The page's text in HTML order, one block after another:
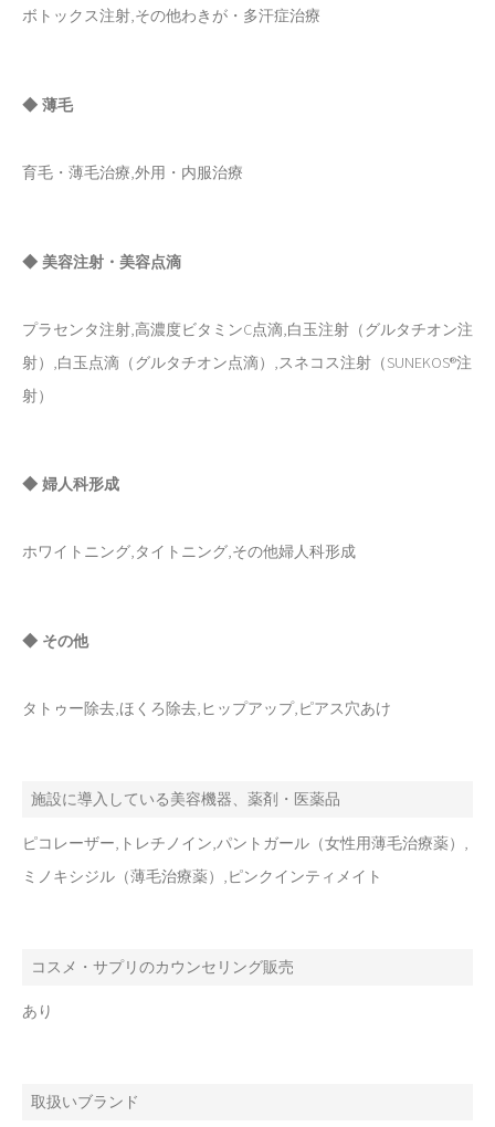
ボトックス注射,その他わきが・多汗症治療
◆ 薄毛
育毛・薄毛治療,外用・内服治療
◆ 美容注射・美容点滴
プラセンタ注射,高濃度ビタミンC点滴,白玉注射（グルタチオン注
射）,白玉点滴（グルタチオン点滴）,スネコス注射（SUNEKOS®注
射）
◆ 婦人科形成
ホワイトニング,タイトニング,その他婦人科形成
◆ その他
タトゥー除去,ほくろ除去,ヒップアップ,ピアス穴あけ
施設に導入している美容機器、薬剤・医薬品
ピコレーザー,トレチノイン,パントガール（女性用薄毛治療薬）,
ミノキシジル（薄毛治療薬）,ピンクインティメイト
コスメ・サプリのカウンセリング販売
あり
取扱いブランド